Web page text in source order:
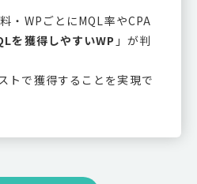
・WPごとにMQL率やCPA
を獲得しやすいWP 」が判
トで獲得することを実現で